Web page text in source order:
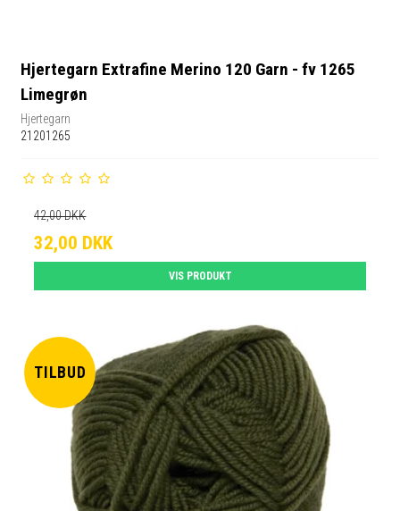
Hjertegarn Extrafine Merino 120 Garn - fv 1265
Limegrøn
Hjertegarn
21201265
42,00 DKK
32,00 DKK
VIS PRODUKT
TILBUD